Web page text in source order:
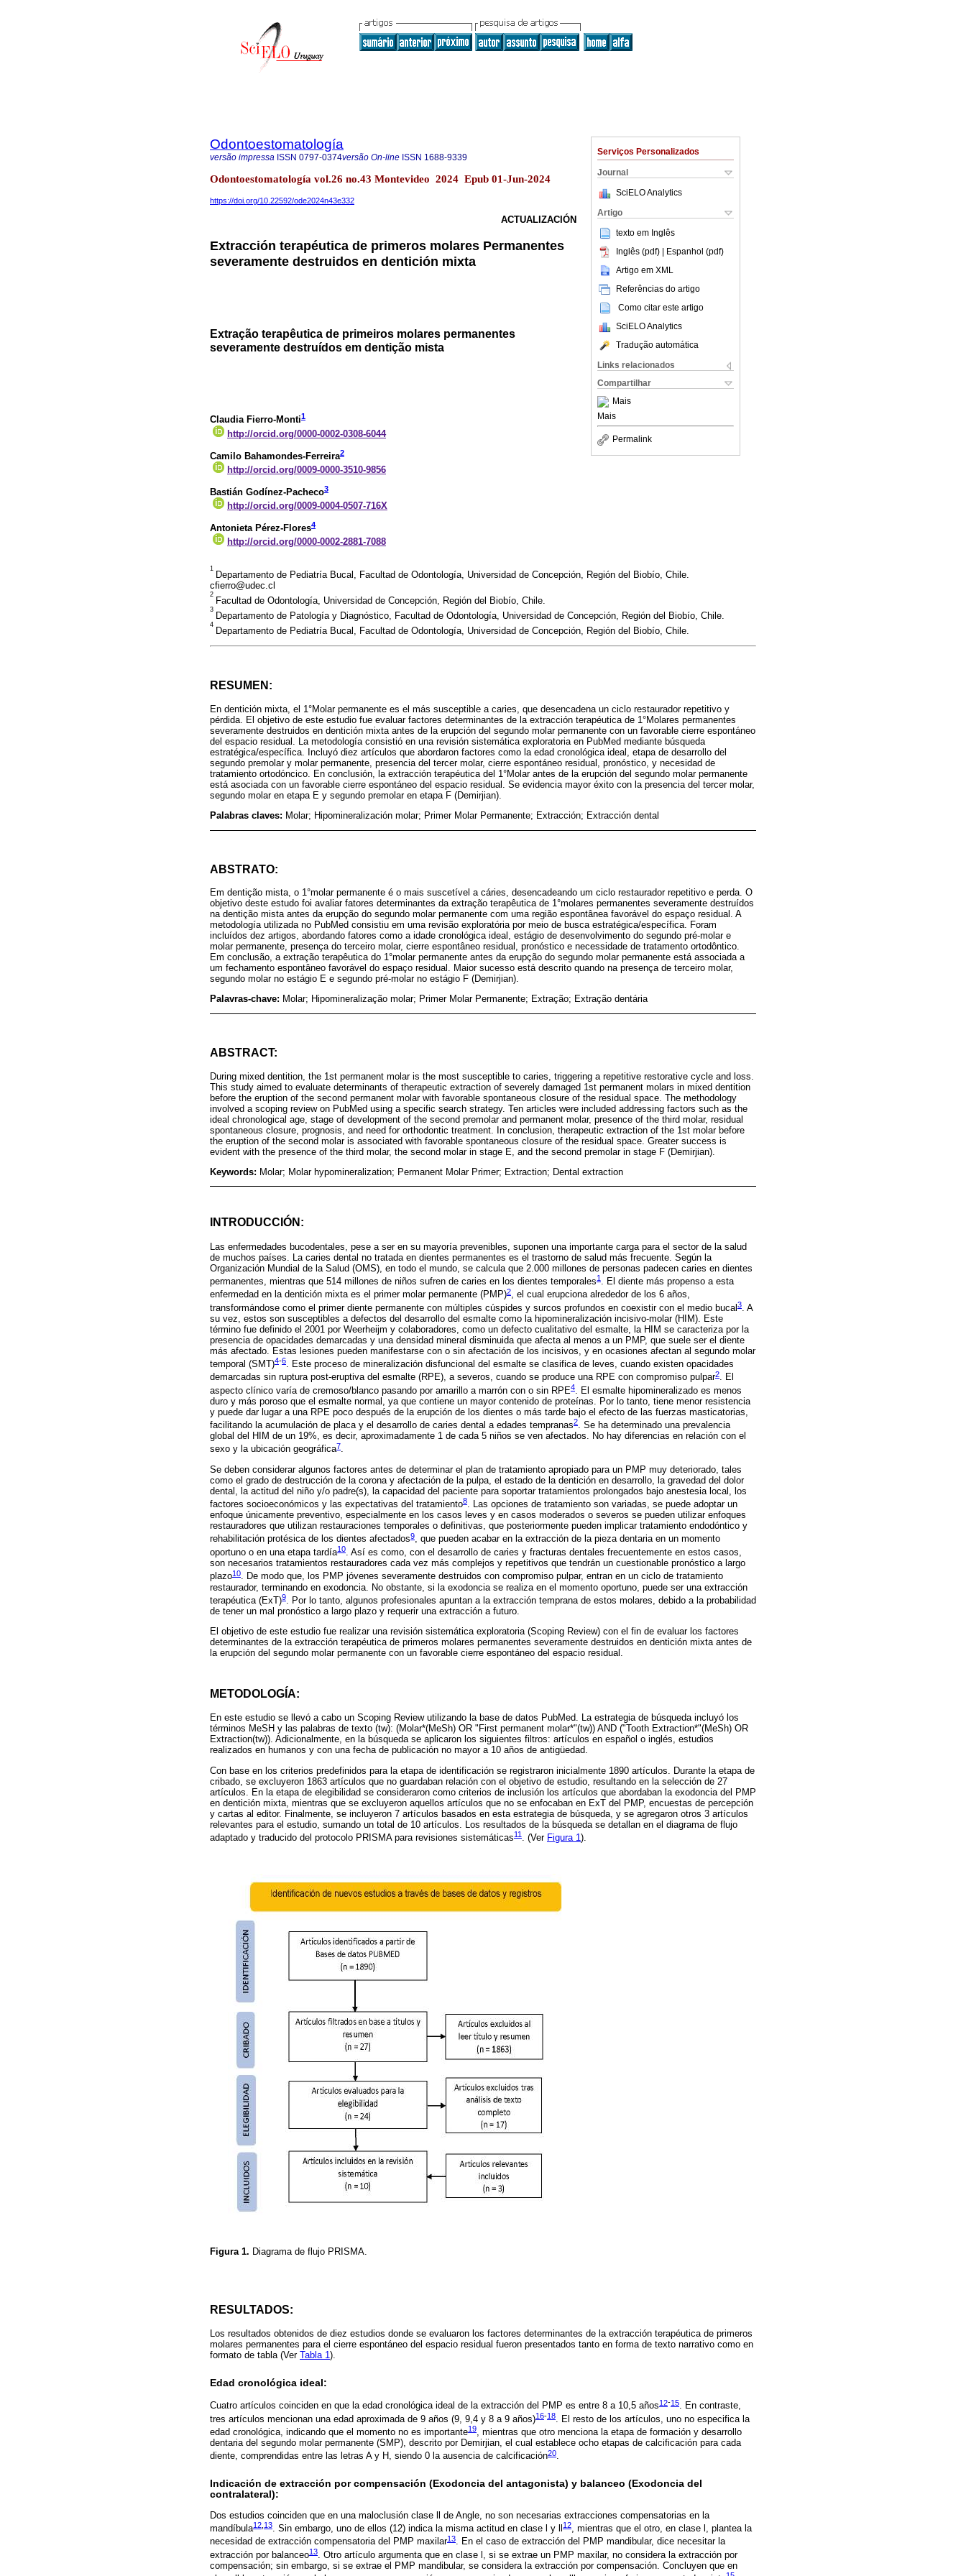
Serviços Personalizados
Journal
SciELO Analytics
Artigo
texto em Inglês
Inglês (pdf) | Espanhol (pdf)
Artigo em XML
Referências do artigo
Como citar este artigo
SciELO Analytics
Tradução automática
Links relacionados
Compartilhar
Mais
Mais
Permalink
Odontoestomatología
versão impressa ISSN 0797-0374versão On-line ISSN 1688-9339
Odontoestomatología vol.26 no.43 Montevideo 2024 Epub 01-Jun-2024
https://doi.org/10.22592/ode2024n43e332
ACTUALIZACIÓN
Extracción terapéutica de primeros molares Permanentes
severamente destruidos en dentición mixta
Extração terapêutica de primeiros molares permanentes
severamente destruídos em dentição mista
Claudia Fierro-Monti1
http://orcid.org/0000-0002-0308-6044
Camilo Bahamondes-Ferreira2
http://orcid.org/0009-0000-3510-9856
Bastián Godínez-Pacheco3
http://orcid.org/0009-0004-0507-716X
Antonieta Pérez-Flores4
http://orcid.org/0000-0002-2881-7088
1
Departamento de Pediatría Bucal, Facultad de Odontología, Universidad de Concepción, Región del Biobío, Chile.
cfierro@udec.cl
2
Facultad de Odontología, Universidad de Concepción, Región del Biobío, Chile.
3
Departamento de Patología y Diagnóstico, Facultad de Odontología, Universidad de Concepción, Región del Biobío, Chile.
4
Departamento de Pediatría Bucal, Facultad de Odontología, Universidad de Concepción, Región del Biobío, Chile.
RESUMEN:
En dentición mixta, el 1°Molar permanente es el más susceptible a caries, que desencadena un ciclo restaurador repetitivo y
pérdida. El objetivo de este estudio fue evaluar factores determinantes de la extracción terapéutica de 1°Molares permanentes
severamente destruidos en dentición mixta antes de la erupción del segundo molar permanente con un favorable cierre espontáneo
del espacio residual. La metodología consistió en una revisión sistemática exploratoria en PubMed mediante búsqueda
estratégica/específica. Incluyó diez artículos que abordaron factores como la edad cronológica ideal, etapa de desarrollo del
segundo premolar y molar permanente, presencia del tercer molar, cierre espontáneo residual, pronóstico, y necesidad de
tratamiento ortodóncico. En conclusión, la extracción terapéutica del 1°Molar antes de la erupción del segundo molar permanente
está asociada con un favorable cierre espontáneo del espacio residual. Se evidencia mayor éxito con la presencia del tercer molar,
segundo molar en etapa E y segundo premolar en etapa F (Demirjian).
Palabras claves: Molar; Hipomineralización molar; Primer Molar Permanente; Extracción; Extracción dental
ABSTRATO:
Em dentição mista, o 1°molar permanente é o mais suscetível a cáries, desencadeando um ciclo restaurador repetitivo e perda. O
objetivo deste estudo foi avaliar fatores determinantes da extração terapêutica de 1°molares permanentes severamente destruídos
na dentição mista antes da erupção do segundo molar permanente com uma região espontânea favorável do espaço residual. A
metodología utilizada no PubMed consistiu em uma revisão exploratória por meio de busca estratégica/específica. Foram
incluídos dez artigos, abordando fatores como a idade cronológica ideal, estágio de desenvolvimento do segundo pré-molar e
molar permanente, presença do terceiro molar, cierre espontâneo residual, pronóstico e necessidade de tratamento ortodôntico.
Em conclusão, a extração terapêutica do 1°molar permanente antes da erupção do segundo molar permanente está associada a
um fechamento espontâneo favorável do espaço residual. Maior sucesso está descrito quando na presença de terceiro molar,
segundo molar no estágio E e segundo pré-molar no estágio F (Demirjian).
Palavras-chave: Molar; Hipomineralização molar; Primer Molar Permanente; Extração; Extração dentária
ABSTRACT:
During mixed dentition, the 1st permanent molar is the most susceptible to caries, triggering a repetitive restorative cycle and loss.
This study aimed to evaluate determinants of therapeutic extraction of severely damaged 1st permanent molars in mixed dentition
before the eruption of the second permanent molar with favorable spontaneous closure of the residual space. The methodology
involved a scoping review on PubMed using a specific search strategy. Ten articles were included addressing factors such as the
ideal chronological age, stage of development of the second premolar and permanent molar, presence of the third molar, residual
spontaneous closure, prognosis, and need for orthodontic treatment. In conclusion, therapeutic extraction of the 1st molar before
the eruption of the second molar is associated with favorable spontaneous closure of the residual space. Greater success is
evident with the presence of the third molar, the second molar in stage E, and the second premolar in stage F (Demirjian).
Keywords: Molar; Molar hypomineralization; Permanent Molar Primer; Extraction; Dental extraction
INTRODUCCIÓN:
Las enfermedades bucodentales, pese a ser en su mayoría prevenibles, suponen una importante carga para el sector de la salud
de muchos países. La caries dental no tratada en dientes permanentes es el trastorno de salud más frecuente. Según la
Organización Mundial de la Salud (OMS), en todo el mundo, se calcula que 2.000 millones de personas padecen caries en dientes
permanentes, mientras que 514 millones de niños sufren de caries en los dientes temporales1 . El diente más propenso a esta
enfermedad en la dentición mixta es el primer molar permanente (PMP)2​, el cual erupciona alrededor de los 6 años,
transformándose como el primer diente permanente con múltiples cúspides y surcos profundos en coexistir con el medio bucal 3 ​. A
su vez, estos son susceptibles a defectos del desarrollo del esmalte como la hipomineralización incisivo-molar (HIM). Este
término fue definido el 2001 por Weerheijm y colaboradores, como un defecto cualitativo del esmalte, la HIM se caracteriza por la
presencia de opacidades demarcadas y una densidad mineral disminuida que afecta al menos a un PMP, que suele ser el diente
más afectado. Estas lesiones pueden manifestarse con o sin afectación de los incisivos, y en ocasiones afectan al segundo molar
temporal (SMT)4-6. Este proceso de mineralización disfuncional del esmalte se clasifica de leves, cuando existen opacidades
demarcadas sin ruptura post-eruptiva del esmalte (RPE), a severos, cuando se produce una RPE con compromiso pulpar2. El
aspecto clínico varía de cremoso/blanco pasando por amarillo a marrón con o sin RPE4. El esmalte hipomineralizado es menos
duro y más poroso que el esmalte normal, ya que contiene un mayor contenido de proteínas. Por lo tanto, tiene menor resistencia
y puede dar lugar a una RPE poco después de la erupción de los dientes o más tarde bajo el efecto de las fuerzas masticatorias,
facilitando la acumulación de placa y el desarrollo de caries dental a edades tempranas2. Se ha determinado una prevalencia
global del HIM de un 19%, es decir, aproximadamente 1 de cada 5 niños se ven afectados. No hay diferencias en relación con el
sexo y la ubicación geográfica7.
Se deben considerar algunos factores antes de determinar el plan de tratamiento apropiado para un PMP muy deteriorado, tales
como el grado de destrucción de la corona y afectación de la pulpa, el estado de la dentición en desarrollo, la gravedad del dolor
dental, la actitud del niño y/o padre(s), la capacidad del paciente para soportar tratamientos prolongados bajo anestesia local, los
factores socioeconómicos y las expectativas del tratamiento8. Las opciones de tratamiento son variadas, se puede adoptar un
enfoque únicamente preventivo, especialmente en los casos leves y en casos moderados o severos se pueden utilizar enfoques
restauradores que utilizan restauraciones temporales o definitivas, que posteriormente pueden implicar tratamiento endodóntico y
rehabilitación protésica de los dientes afectados9, que pueden acabar en la extracción de la pieza dentaria en un momento
oportuno o en una etapa tardía10. Así es como, con el desarrollo de caries y fracturas dentales frecuentemente en estos casos,
son necesarios tratamientos restauradores cada vez más complejos y repetitivos que tendrán un cuestionable pronóstico a largo
plazo10. De modo que, los PMP jóvenes severamente destruidos con compromiso pulpar, entran en un ciclo de tratamiento
restaurador, terminando en exodoncia. No obstante, si la exodoncia se realiza en el momento oportuno, puede ser una extracción
terapéutica (ExT)9
.​ Por lo tanto, algunos profesionales apuntan a la extracción temprana de estos molares, debido a la probabilidad
de tener un mal pronóstico a largo plazo y requerir una extracción a futuro.
El objetivo de este estudio fue realizar una revisión sistemática exploratoria (Scoping Review) con el fin de evaluar los factores
determinantes de la extracción terapéutica de primeros molares permanentes severamente destruidos en dentición mixta antes de
la erupción del segundo molar permanente con un favorable cierre espontáneo del espacio residual.
METODOLOGÍA:
En este estudio se llevó a cabo un Scoping Review utilizando la base de datos PubMed. La estrategia de búsqueda incluyó los
términos MeSH y las palabras de texto (tw): (Molar*(MeSh) OR "First permanent molar*"(tw)) AND ("Tooth Extraction*"(MeSh) OR
Extraction(tw)). Adicionalmente, en la búsqueda se aplicaron los siguientes filtros: artículos en español o inglés, estudios
realizados en humanos y con una fecha de publicación no mayor a 10 años de antigüedad.
Con base en los criterios predefinidos para la etapa de identificación se registraron inicialmente 1890 artículos. Durante la etapa de
cribado, se excluyeron 1863 artículos que no guardaban relación con el objetivo de estudio, resultando en la selección de 27
artículos. En la etapa de elegibilidad se consideraron como criterios de inclusión los artículos que abordaban la exodoncia del PMP
en dentición mixta, mientras que se excluyeron aquellos artículos que no se enfocaban en ExT del PMP, encuestas de percepción
y cartas al editor. Finalmente, se incluyeron 7 artículos basados en esta estrategia de búsqueda, y se agregaron otros 3 artículos
relevantes para el estudio, sumando un total de 10 artículos. Los resultados de la búsqueda se detallan en el diagrama de flujo
adaptado y traducido del protocolo PRISMA para revisiones sistemáticas11 . (Ver Figura 1).
Figura 1. Diagrama de flujo PRISMA.
RESULTADOS:
Los resultados obtenidos de diez estudios donde se evaluaron los factores determinantes de la extracción terapéutica de primeros
molares permanentes para el cierre espontáneo del espacio residual fueron presentados tanto en forma de texto narrativo como en
formato de tabla (Ver Tabla 1 ).
Edad cronológica ideal:
Cuatro artículos coinciden en que la edad cronológica ideal de la extracción del PMP es entre 8 a 10,5 años12-15. En contraste,
tres artículos mencionan una edad aproximada de 9 años (9, 9,4 y 8 a 9 años)16-18
. El resto de los artículos, uno no especifica la
edad cronológica, indicando que el momento no es importante19, mientras que otro menciona la etapa de formación y desarrollo
dentaria del segundo molar permanente (SMP), descrito por Demirjian, el cual establece ocho etapas de calcificación para cada
diente, comprendidas entre las letras A y H, siendo 0 la ausencia de calcificación20.
Indicación de extracción por compensación (Exodoncia del antagonista) y balanceo (Exodoncia del
contralateral):
Dos estudios coinciden que en una maloclusión clase ll de Angle, no son necesarias extracciones compensatorias en la
mandíbula12 13. Sin embargo, uno de ellos (12) indica la misma actitud en clase l y ll 12, mientras que el otro, en clase l, plantea la
necesidad de extracción compensatoria del PMP maxilar13. En el caso de extracción del PMP mandibular, dice necesitar la
extracción por balanceo13. Otro artículo argumenta que en clase l, si se extrae un PMP maxilar, no considera la extracción por
compensación; sin embargo, si se extrae el PMP mandibular, se considera la extracción por compensación. Concluyen que en